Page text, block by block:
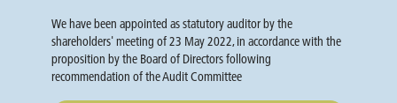
We have been appointed as statutory auditor by the
shareholders' meeting of 23 May 2022, in accordance with the
proposition by the Board of Directors following
recommendation of the Audit Committee